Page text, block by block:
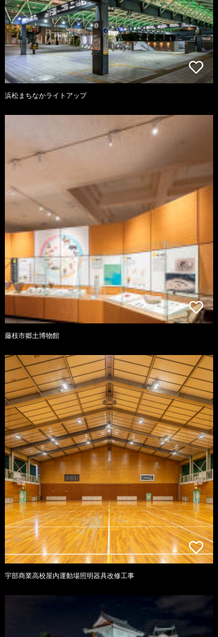
浜松まちなかライトアップ
藤枝市郷土博物館
宇部商業高校屋内運動場照明器具改修工事